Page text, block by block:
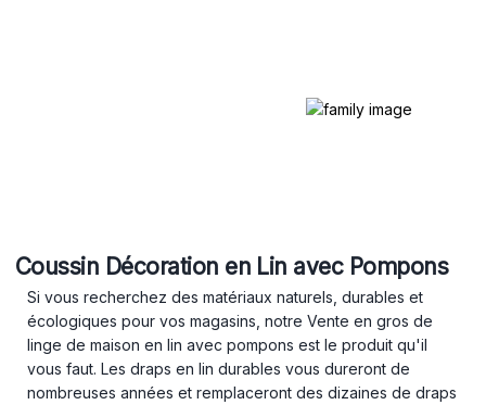
Coussin Décoration en Lin avec Pompons
Si vous recherchez des matériaux naturels, durables et
écologiques pour vos magasins, notre Vente en gros de
linge de maison en lin avec pompons est le produit qu'il
vous faut. Les draps en lin durables vous dureront de
nombreuses années et remplaceront des dizaines de draps